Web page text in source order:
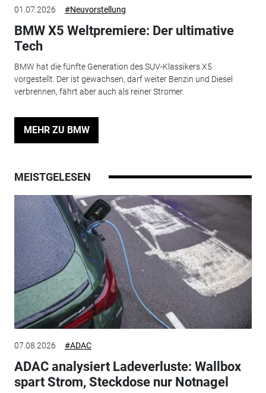
01.07.2026 #Neuvorstellung
BMW X5 Weltpremiere: Der ultimative
Tech
BMW hat die fünfte Generation des SUV-Klassikers X5
vorgestellt. Der ist gewachsen, darf weiter Benzin und Diesel
verbrennen, fährt aber auch als reiner Stromer.
MEHR ZU BMW
MEISTGELESEN
07.08.2026 #ADAC
ADAC analysiert Ladeverluste: Wallbox
spart Strom, Steckdose nur Notnagel